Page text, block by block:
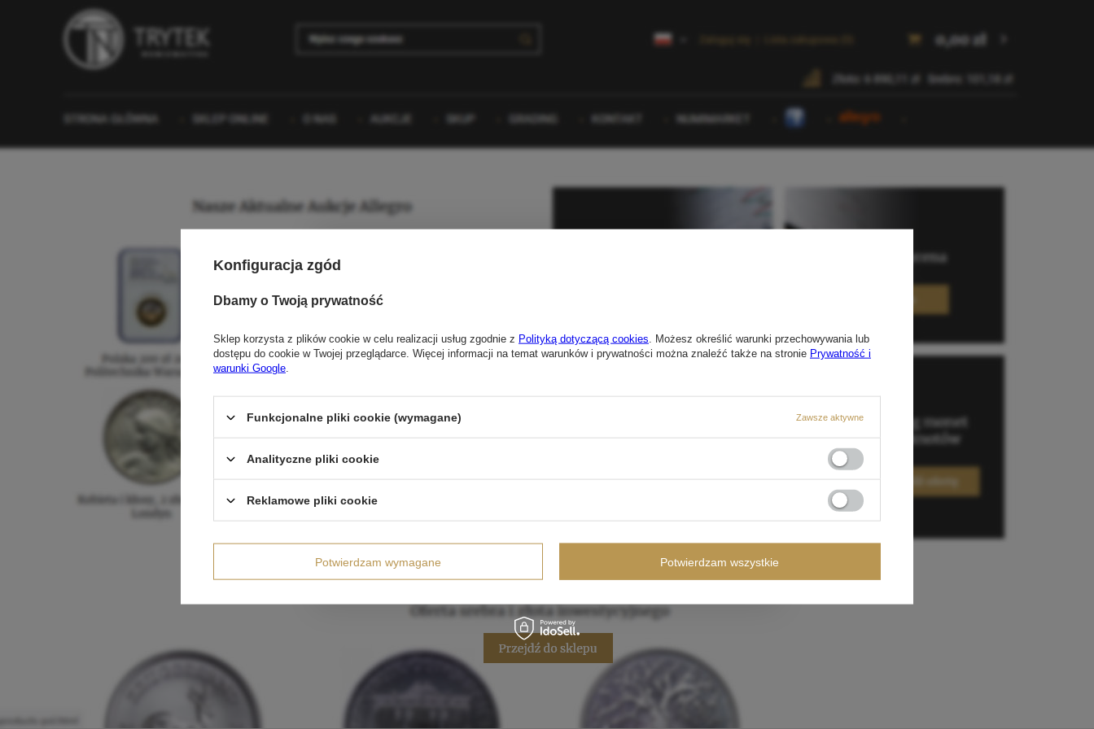
Konfiguracja zgód
Dbamy o Twoją prywatność
Sklep korzysta z plików cookie w celu realizacji usług zgodnie z Polityką dotyczącą cookies . Możesz określić warunki przechowywania lub
dostępu do cookie w Twojej przeglądarce. Więcej informacji na temat warunków i prywatności można znaleźć także na stronie Prywatność i
warunki Google
Funkcjonalne pliki cookie (wymagane) Zawsze aktywne
Analityczne pliki cookie
Reklamowe pliki cookie
Potwierdzam wymagane Potwierdzam wszystkie